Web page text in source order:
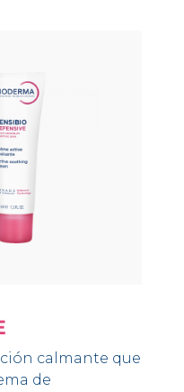
calmante que
de